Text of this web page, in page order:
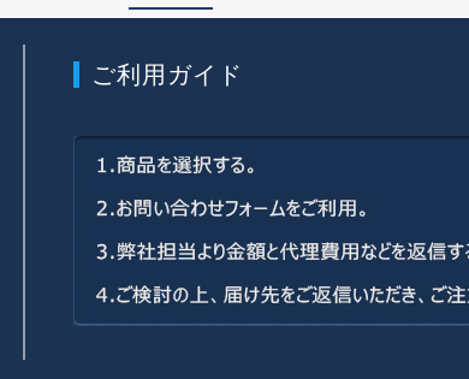
ご利用ガイド